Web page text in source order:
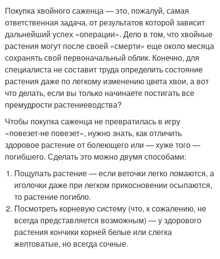
Покупка хвойного саженца — это, пожалуй, самая
ответственная задача, от результатов которой зависит
дальнейший успех «операции». Дело в том, что хвойные
растения могут после своей «смерти» еще около месяца
сохранять свой первоначальный облик. Конечно, для
специалиста не составит труда определить состояние
растения даже по легкому изменению цвета хвои, а вот
что делать, если вы только начинаете постигать все
премудрости растениеводства?
Чтобы покупка саженца не превратилась в игру
«повезет-не повезет», нужно знать, как отличить
здоровое растение от болеющего или — хуже того —
погибшего. Сделать это можно двумя способами:
Пощупать растение — если веточки легко ломаются, а
иголочки даже при легком прикосновении осыпаются,
то растение погибло.
Посмотреть корневую систему (что, к сожалению, не
всегда представляется возможным) — у здорового
растения кончики корней белые или слегка
желтоватые, но всегда сочные.